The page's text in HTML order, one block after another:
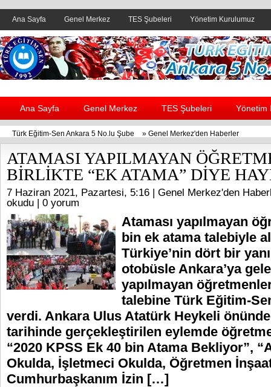
Ana Sayfa Genel Merkez TES Şubeleri Yönetim Kurulumuz
Header yanı reklam alanı
Ana Sayfa Genel Merkez TES Şubeleri Yönetim
Türk Eğitim-Sen Ankara 5 No.lu Şube » Genel Merkez'den Haberler
ATAMASI YAPILMAYAN
BİRLİKTE “EK ATAMA” DİYE
7 Haziran 2021, Pazartesi, 5:16 | Genel Merkez'den
okudu | 0 yorum
Ataması yapılmayan
bin ek atama talebiyle
Türkiye’nin dört bir
otobüsle Ankara’ya
yapılmayan
talebine Türk Eğitim-
verdi. Ankara Ulus Atatürk Heykeli önünde
tarihinde gerçekleştirilen eylemde
“2020 KPSS Ek 40 bin Atama Bekliyor”,
Okulda, İşletmeci Okulda, Öğretmen
Cumhurbaşkanım İzin […]